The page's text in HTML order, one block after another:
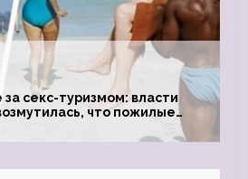
секс-туризмом: власти
что пожилые
едут к ним, чтобы
любовниками